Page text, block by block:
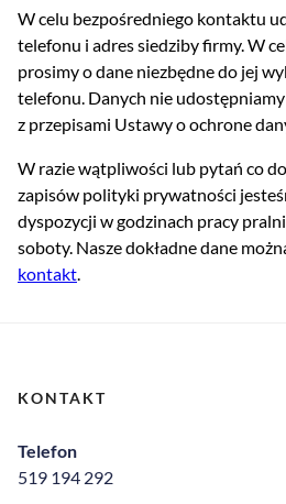
W celu bezpośredniego kontaktu
telefonu i adres siedziby firmy. W
prosimy o dane niezbędne do jej
telefonu. Danych nie
z przepisami Ustawy o ochrone
W razie wątpliwości lub pytań co
zapisów polityki prywatności
dyspozycji w godzinach pracy
soboty. Nasze dokładne dane
kontakt.
KONTAKT
Telefon
519 194 292